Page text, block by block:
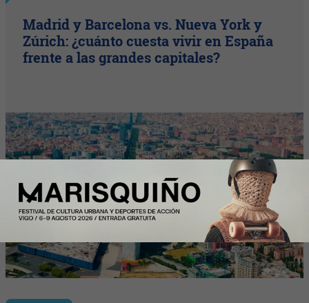
Madrid y Barcelona vs. Nueva York y
Zúrich: ¿cuánto cuesta vivir en España
frente a las grandes capitales?